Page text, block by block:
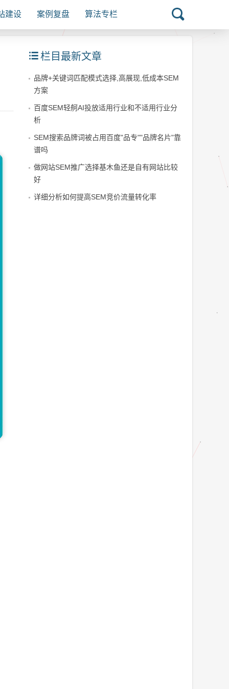
建设 案例复盘 算法专栏
栏目最新文章
品牌+关键词匹配模式选择,高展现,低成本SEM
方案
百度SEM轻舸AI投放适用行业和不适用行业分
析
SEM搜索品牌词被占用百度"品专""品牌名片"靠
谱吗
做网站SEM推广选择基木鱼还是自有网站比较
好
详细分析如何提高SEM竞价流量转化率